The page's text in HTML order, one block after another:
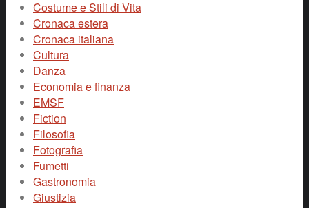
Costume e Stili di Vita
Cronaca estera
Cronaca italiana
Cultura
Danza
Economia e finanza
EMSF
Fiction
Filosofia
Fotografia
Fumetti
Gastronomia
Giustizia